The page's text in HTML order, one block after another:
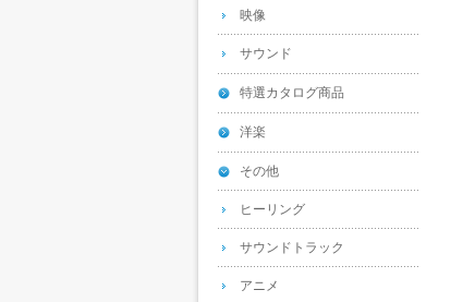
映像
サウンド
特選カタログ商品
洋楽
その他
ヒーリング
サウンドトラック
アニメ